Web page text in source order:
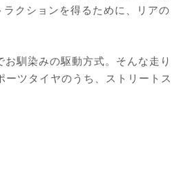
クションを得るために、リアの
馴染みの駆動方式。そんな走り
ツタイヤのうち、ストリートス